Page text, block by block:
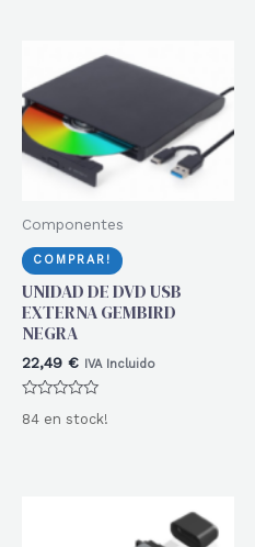
Componentes
COMPRAR!
UNIDAD DE DVD USB
EXTERNA GEMBIRD
NEGRA
22,49 € IVA Incluido
con
84 en stock!